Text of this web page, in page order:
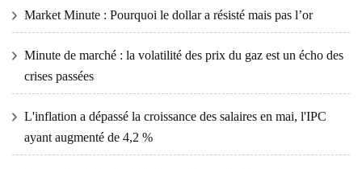
Market Minute : Pourquoi le dollar a résisté mais pas l’or
Minute de marché : la volatilité des prix du gaz est un écho des
crises passées
L'inflation a dépassé la croissance des salaires en mai, l'IPC
ayant augmenté de 4,2 %